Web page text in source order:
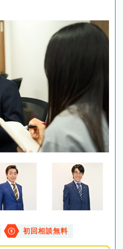
初回相談無料